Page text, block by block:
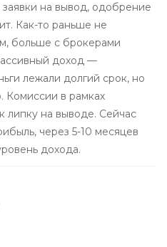
на вывод, одобрение
Как-то раньше не
больше с брокерами
доход —
лежали долгий срок, но
Комиссии в рамках
липку на выводе. Сейчас
через 5-10 месяцев
дохода.